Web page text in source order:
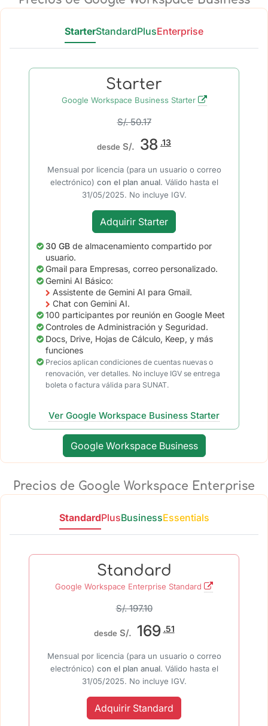
StarterStandardPlusEnterprise
Starter
Google Workspace Business Starter
S/. 50.17
desde S/. 38 .13
Mensual por licencia (para un usuario o correo
electrónico) con el plan anual. Válido hasta el
31/05/2025. No incluye IGV.
Adquirir Starter
30 GB de almacenamiento compartido por
usuario.
Gmail para Empresas, correo personalizado.
Gemini AI Básico:
Assistente de Gemini AI para Gmail.
Chat con Gemini AI.
100 participantes por reunión en Google Meet
Controles de Administración y Seguridad.
Docs, Drive, Hojas de Cálculo, Keep, y más
funciones
Precios aplican condiciones de cuentas nuevas o
renovación, ver detalles. No incluye IGV se entrega
boleta o factura válida para SUNAT.
Ver Google Workspace Business Starter
Google Workspace Business
Precios de Google Workspace Enterprise
StandardPlusBusinessEssentials
Standard
Google Workspace Enterprise Standard
S/. 197.10
desdeS/. 169 .51
Mensual por licencia (para un usuario o correo
electrónico) con el plan anual. Válido hasta el
31/05/2025. No incluye IGV.
Adquirir Standard